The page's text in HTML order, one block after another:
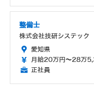
整備士
株式会社技研システック
愛知県
月給20万円～28万
正社員